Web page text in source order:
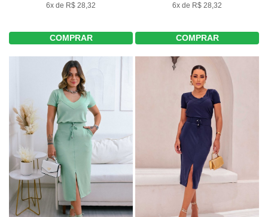
6x de R$ 28,32
COMPRAR
6x de R$ 28,32
COMPRAR